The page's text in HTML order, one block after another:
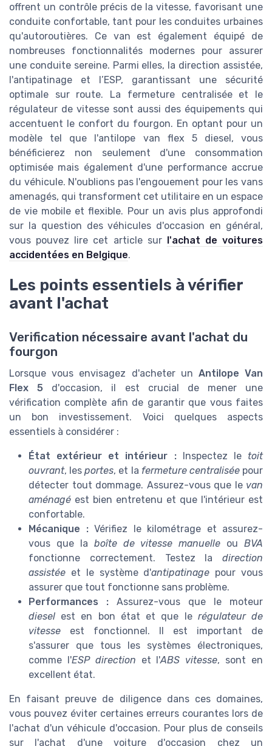
offrent un contrôle précis de la vitesse, favorisant une
conduite confortable, tant pour les conduites urbaines
qu'autoroutières. Ce van est également équipé de
nombreuses fonctionnalités modernes pour assurer
une conduite sereine. Parmi elles, la direction assistée,
l'antipatinage et l’ESP, garantissant une sécurité
optimale sur route. La fermeture centralisée et le
régulateur de vitesse sont aussi des équipements qui
accentuent le confort du fourgon. En optant pour un
modèle tel que l'antilope van flex 5 diesel, vous
bénéficierez non seulement d'une consommation
optimisée mais également d'une performance accrue
du véhicule. N'oublions pas l'engouement pour les vans
amenagés, qui transforment cet utilitaire en un espace
de vie mobile et flexible. Pour un avis plus approfondi
sur la question des véhicules d'occasion en général,
vous pouvez lire cet article sur l'achat de voitures
accidentées en Belgique.
Les points essentiels à vérifier
avant l'achat
Verification nécessaire avant l'achat du
fourgon
Lorsque vous envisagez d'acheter un Antilope Van
Flex 5 d'occasion, il est crucial de mener une
vérification complète afin de garantir que vous faites
un bon investissement. Voici quelques aspects
essentiels à considérer :
État extérieur et intérieur :Inspectez le toit
ouvrant, lesportes, et la fermeture centraliséepour
détecter tout dommage. Assurez-vous que le van
aménagé est bien entretenu et que l'intérieur est
confortable.
Mécanique :Vérifiez le kilométrage et assurez-
vous que la boîte de vitesse manuelle ou BVA
fonctionne correctement. Testez la direction
assistée et le système d'antipatinage pour vous
assurer que tout fonctionne sans problème.
Performances : Assurez-vous que le moteur
diesel est en bon état et que le régulateur de
vitesse est fonctionnel. Il est important de
s'assurer que tous les systèmes électroniques,
comme l'ESP direction et l'ABS vitesse, sont en
excellent état.
En faisant preuve de diligence dans ces domaines,
vous pouvez éviter certaines erreurs courantes lors de
l'achat d'un véhicule d'occasion. Pour plus de conseils
sur l'achat d'une voiture d'occasion chez un